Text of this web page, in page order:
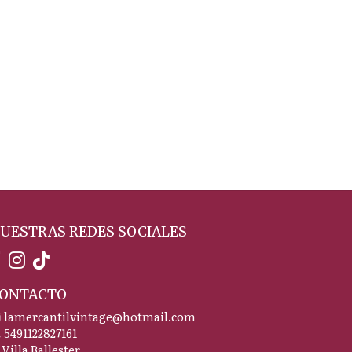
REDES SOCIALES
lamercantilvintage@hotmail.com
5491122827161